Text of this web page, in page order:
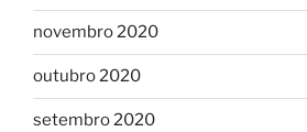
novembro 2020
outubro 2020
setembro 2020